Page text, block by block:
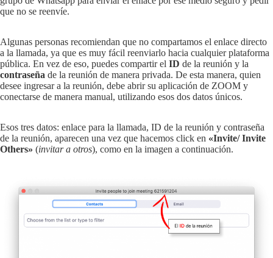
que no se reenvíe.
Algunas personas recomiendan que no compartamos el enlace directo
a la llamada, ya que es muy fácil reenviarlo hacia cualquier plataforma
pública. En vez de eso, puedes compartir el ID de la reunión y la
contraseña de la reunión de manera privada. De esta manera, quien
desee ingresar a la reunión, debe abrir su aplicación de ZOOM y
conectarse de manera manual, utilizando esos dos datos únicos.
Esos tres datos: enlace para la llamada, ID de la reunión y contraseña
de la reunión, aparecen una vez que hacemos click en «Invite/ Invite
Others» (invitar a otros), como en la imagen a continuación.